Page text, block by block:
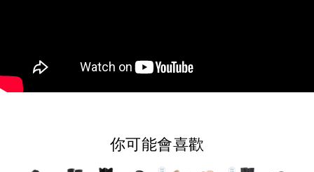
你可能會喜歡